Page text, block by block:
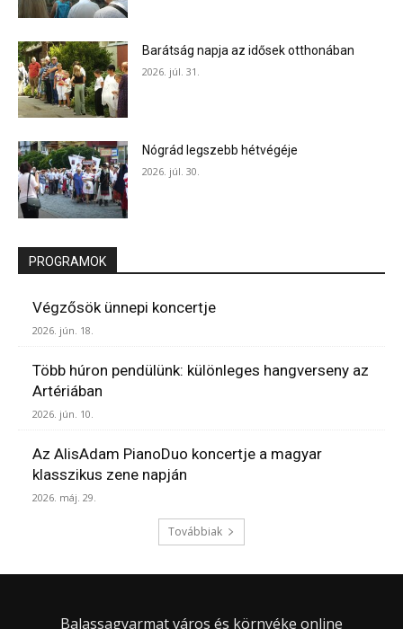
Barátság napja az idősek otthonában
2026. júl. 31.
Nógrád legszebb hétvégéje
2026. júl. 30.
PROGRAMOK
Végzősök ünnepi koncertje
2026. jún. 18.
Több húron pendülünk: különleges hangverseny az
Artériában
2026. jún. 10.
Az AlisAdam PianoDuo koncertje a magyar
klasszikus zene napján
2026. máj. 29.
Továbbiak
Balassagyarmat város és környéke online